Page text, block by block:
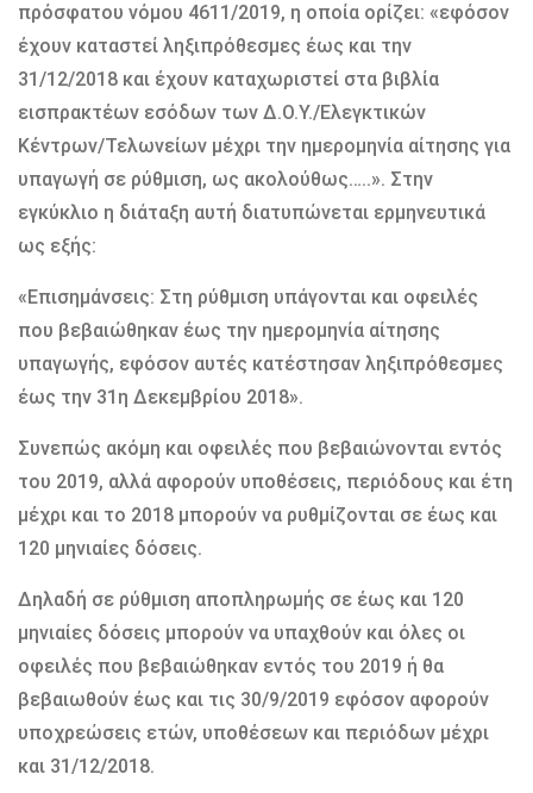
πρόσφατου νόμου 4611/2019, η οποία ορίζει: «εφόσον
έχουν καταστεί ληξιπρόθεσμες έως και την
31/12/2018 και έχουν καταχωριστεί στα βιβλία
εισπρακτέων εσόδων των Δ.Ο.Υ./Ελεγκτικών
Κέντρων/Τελωνείων μέχρι την ημερομηνία αίτησης για
υπαγωγή σε ρύθμιση, ως ακολούθως…..». Στην
εγκύκλιο η διάταξη αυτή διατυπώνεται ερμηνευτικά
ως εξής:
«Επισημάνσεις: Στη ρύθμιση υπάγονται και οφειλές
που βεβαιώθηκαν έως την ημερομηνία αίτησης
υπαγωγής, εφόσον αυτές κατέστησαν ληξιπρόθεσμες
έως την 31η Δεκεμβρίου 2018».
Συνεπώς ακόμη και οφειλές που βεβαιώνονται εντός
του 2019, αλλά αφορούν υποθέσεις, περιόδους και έτη
μέχρι και το 2018 μπορούν να ρυθμίζονται σε έως και
120 μηνιαίες δόσεις.
Δηλαδή σε ρύθμιση αποπληρωμής σε έως και 120
μηνιαίες δόσεις μπορούν να υπαχθούν και όλες οι
οφειλές που βεβαιώθηκαν εντός του 2019 ή θα
βεβαιωθούν έως και τις 30/9/2019 εφόσον αφορούν
υποχρεώσεις ετών, υποθέσεων και περιόδων μέχρι
και 31/12/2018.